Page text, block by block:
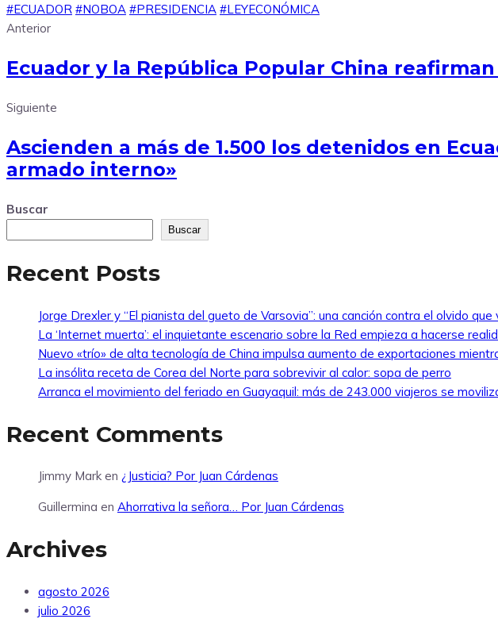
#ECUADOR #NOBOA #PRESIDENCIA #LEYECONÓMICA
Anterior
Ecuador y la República Popular China
Siguiente
Ascienden a más de 1.500 los detenidos en
armado interno»
Buscar
Buscar
Recent Posts
Jorge Drexler y “El pianista del gueto de Varsovia”: una canción contra el olvido
La ‘Internet muerta’: el inquietante escenario sobre la Red empieza a hacerse
Nuevo «trío» de alta tecnología de China impulsa aumento de exportaciones
La insólita receta de Corea del Norte para sobrevivir al calor: sopa de perro
Arranca el movimiento del feriado en Guayaquil: más de 243.000 viajeros se
Recent Comments
Jimmy Mark en ¿Justicia? Por Juan Cárdenas
Guillermina en Ahorrativa la señora… Por Juan Cárdenas
Archives
agosto 2026
julio 2026